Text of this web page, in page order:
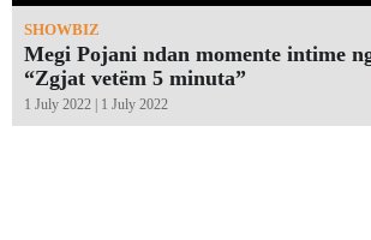
SHOWBIZ
Megi Pojani ndan momente intime
“Zgjat vetëm 5 minuta”￼
1 July 2022 | 1 July 2022